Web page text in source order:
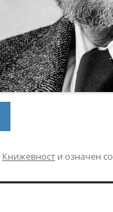
Книжевност и означен со